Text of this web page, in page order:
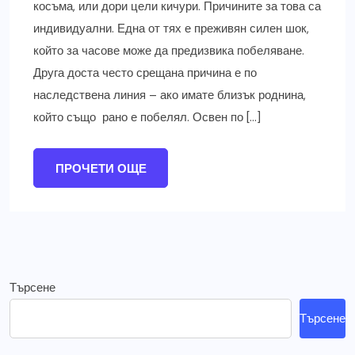
косъма, или дори цели кичури. Причините за това са
индивидуални. Една от тях е преживян силен шок,
който за часове може да предизвика побеляване.
Друга доста често срещана причина е по
наследствена линия – ако имате близък роднина,
който също рано е побелял. Освен по […]
ПРОЧЕТИ ОЩЕ
Търсене
Търсене